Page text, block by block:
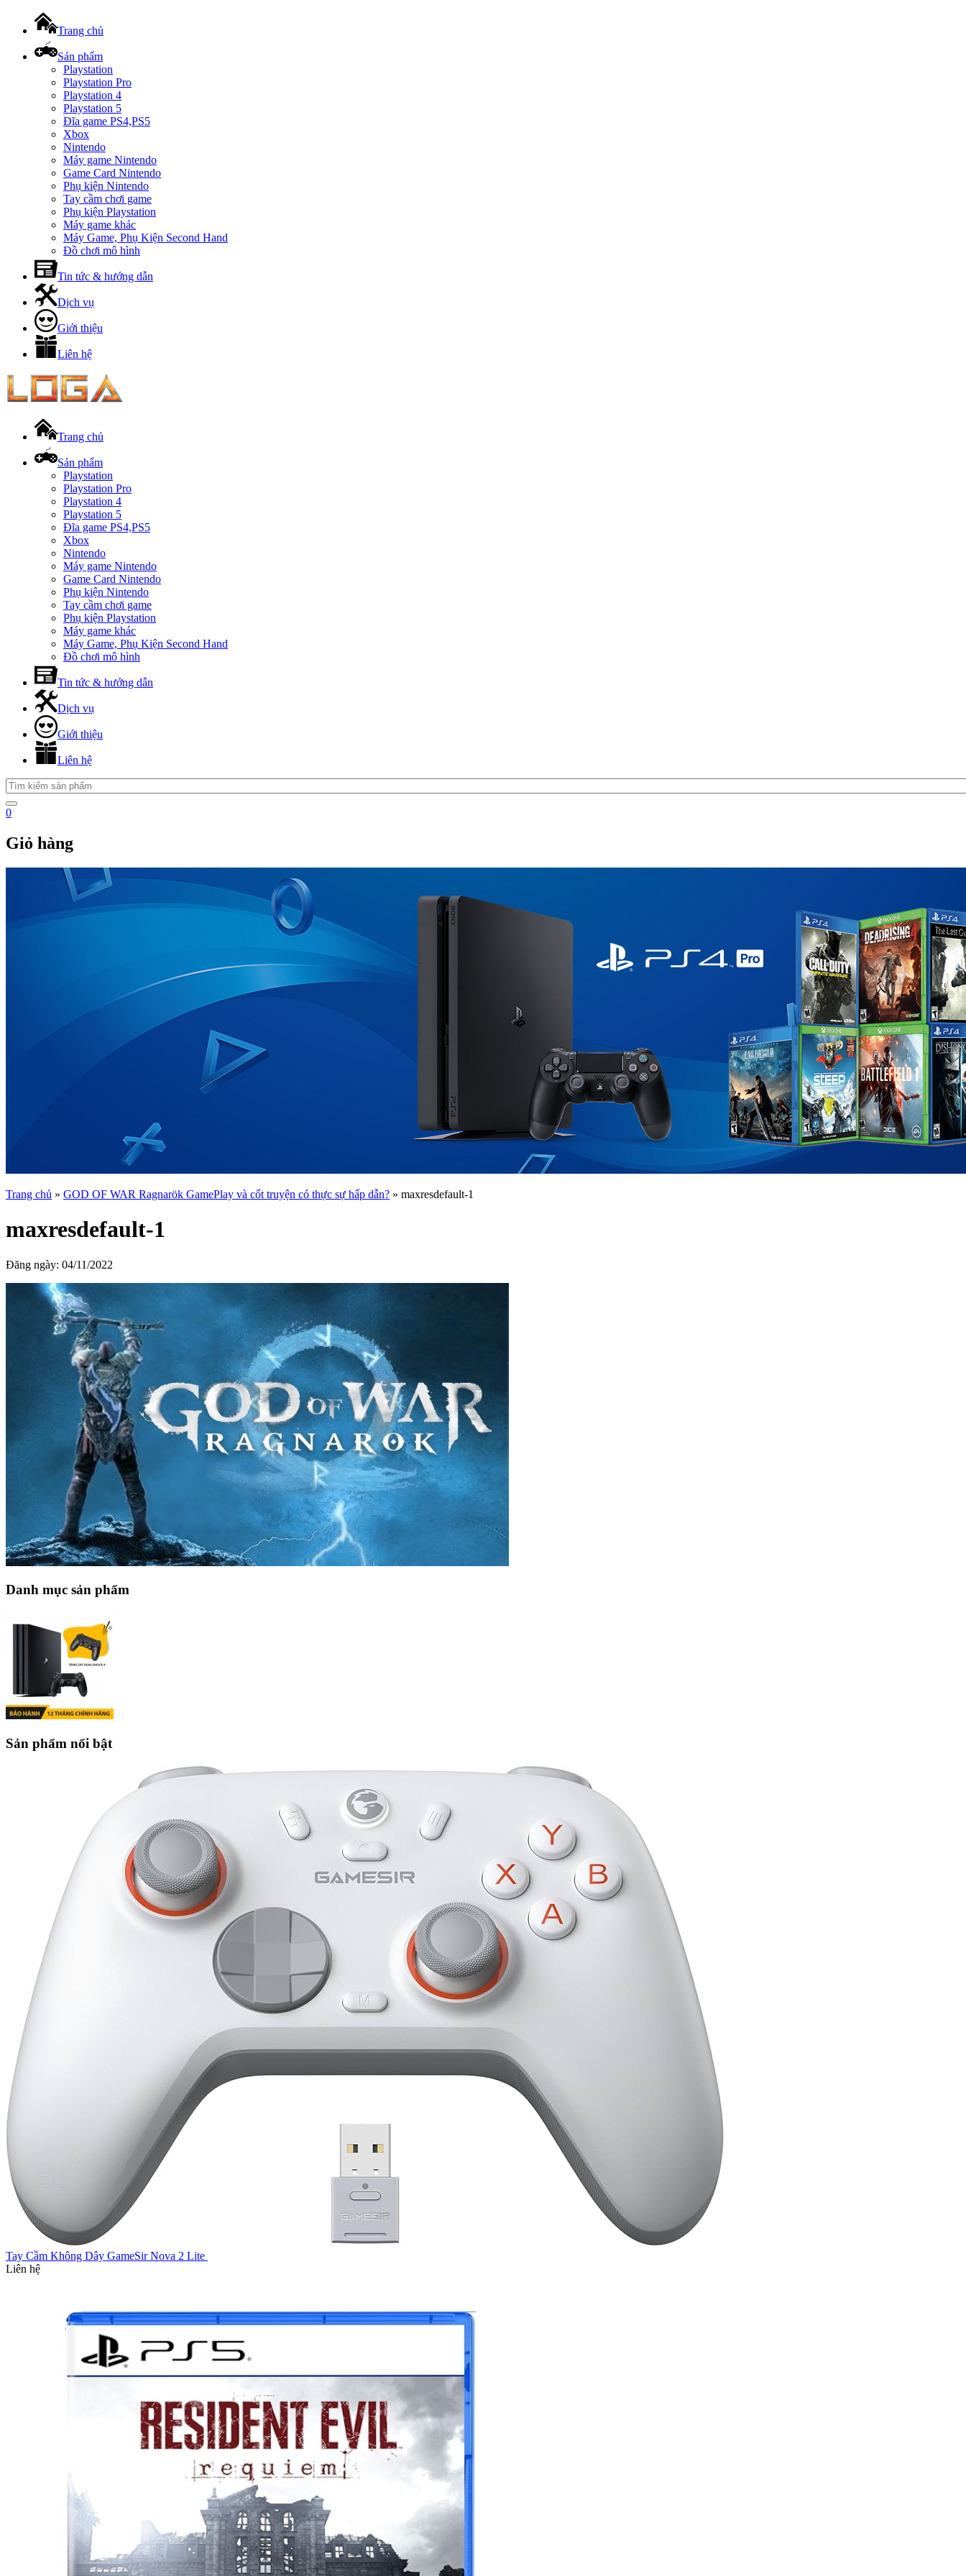
Trang chủ
Sản phẩm
Playstation
Playstation Pro
Playstation 4
Playstation 5
Đĩa game PS4,PS5
Xbox
Nintendo
Máy game Nintendo
Game Card Nintendo
Phụ kiện Nintendo
Tay cầm chơi game
Phụ kiện Playstation
Máy game khác
Máy Game, Phụ Kiện Second Hand
Đồ chơi mô hình
Tin tức & hướng dẫn
Dịch vụ
Giới thiệu
Liên hệ
Trang chủ
Sản phẩm
Playstation
Playstation Pro
Playstation 4
Playstation 5
Đĩa game PS4,PS5
Xbox
Nintendo
Máy game Nintendo
Game Card Nintendo
Phụ kiện Nintendo
Tay cầm chơi game
Phụ kiện Playstation
Máy game khác
Máy Game, Phụ Kiện Second Hand
Đồ chơi mô hình
Tin tức & hướng dẫn
Dịch vụ
Giới thiệu
Liên hệ
0
Giỏ hàng
Trang chủ » GOD OF WAR Ragnarök GamePlay và cốt truyện có thực sự hấp dẫn? » maxresdefault-1
maxresdefault-1
Đăng ngày: 04/11/2022
Danh mục sản phẩm
Sản phẩm nổi bật
Tay Cầm Không Dây GameSir Nova 2 Lite
Liên hệ